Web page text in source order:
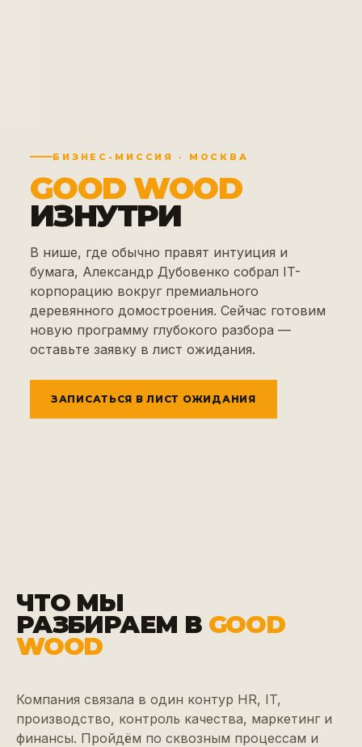
БИЗНЕС-МИССИЯ · МОСКВА
GOOD WOOD
ИЗНУТРИ
В нише, где обычно правят интуиция и
бумага, Александр Дубовенко собрал IT-
корпорацию вокруг премиального
деревянного домостроения. Сейчас готовим
новую программу глубокого разбора —
оставьте заявку в лист ожидания.
ЗАПИСАТЬСЯ В ЛИСТ ОЖИДАНИЯ
ЧТО МЫ
РАЗБИРАЕМ В GOOD
WOOD
Компания связала в один контур HR, IT,
производство, контроль качества, маркетинг и
финансы. Пройдём по сквозным процессам и